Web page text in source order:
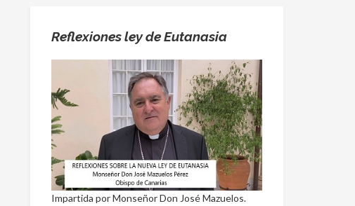
Reflexiones ley de Eutanasia
Impartida por Monseñor Don José Mazuelos.